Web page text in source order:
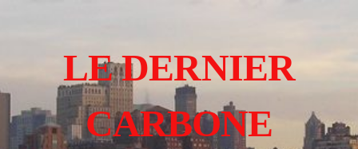
LE DERNIER
CARBONE